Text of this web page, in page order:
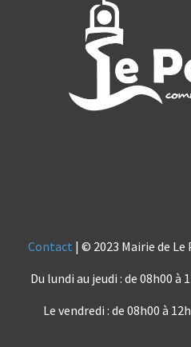
Contact | © 2023 Mairie de
Du lundi au jeudi : de 08h00 à
Le vendredi : de 08h00 à